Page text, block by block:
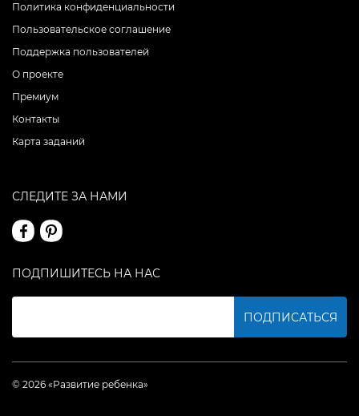
Политика конфиденциальности
Пользовательское соглашение
Поддержка пользователей
О проекте
Премиум
Контакты
Карта заданий
СЛЕДИТЕ ЗА НАМИ
ПОДПИШИТЕСЬ НА НАС
ПОДПИСАТЬСЯ
© 2026 «Развитие ребенка»